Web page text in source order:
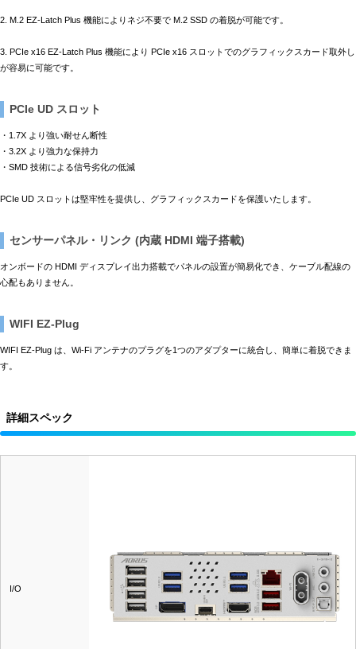
2. M.2 EZ-Latch Plus 機能によりネジ不要で M.2 SSD の着脱が可能です。
3. PCIe x16 EZ-Latch Plus 機能により PCIe x16 スロットでのグラフィックスカード取外し
が容易に可能です。
PCIe UD スロット
・1.7X より強い耐せん断性
・3.2X より強力な保持力
・SMD 技術による信号劣化の低減
PCIe UD スロットは堅牢性を提供し、グラフィックスカードを保護いたします。
センサーパネル・リンク (内蔵 HDMI 端子搭載)
オンボードの HDMI ディスプレイ出力搭載でパネルの設置が簡易化でき、ケーブル配線の
心配もありません。
WIFI EZ-Plug
WIFI EZ-Plug は、Wi-Fi アンテナのプラグを1つのアダプターに統合し、簡単に着脱できま
す。
詳細スペック
I/O